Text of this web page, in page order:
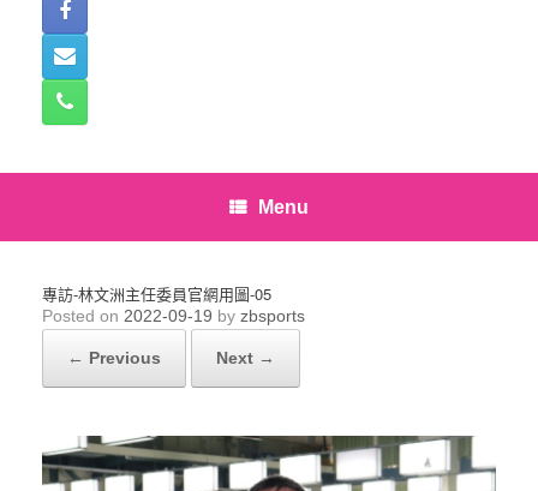
Menu
專訪-林文洲主任委員官網用圖-05
Posted on 2022-09-19 by zbsports
← Previous Next →